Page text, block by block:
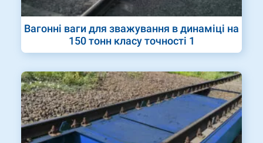
Вагонні ваги для зважування в динаміці на
150 тонн класу точності 1